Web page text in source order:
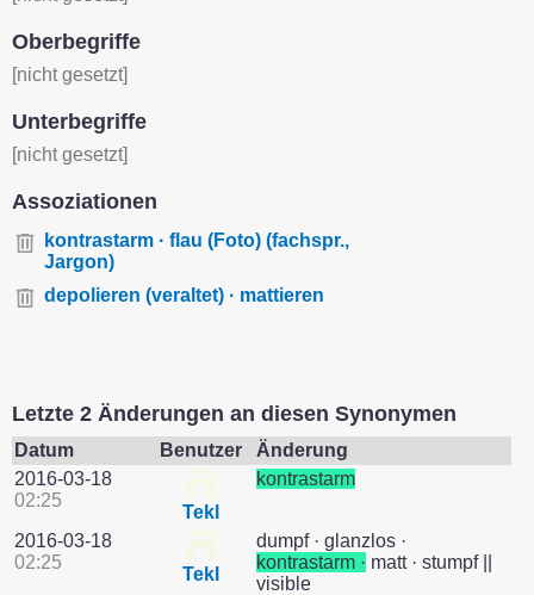
Oberbegriffe
[nicht gesetzt]
Unterbegriffe
[nicht gesetzt]
Assoziationen
kontrastarm · flau (Foto) (fachspr.,
Jargon)
depolieren (veraltet) · mattieren
Letzte 2 Änderungen an diesen Synonymen
Datum Benutzer
Änderung
2016-03-18
02:25
Tekl
kontrastarm
2016-03-18
02:25
Tekl
dumpf · glanzlos ·
kontrastarm · matt · stumpf ||
visible